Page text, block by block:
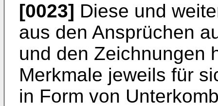
[0023] Diese und
aus den Ansprüchen
und den Zeichnungen
Merkmale jeweils für
in Form von